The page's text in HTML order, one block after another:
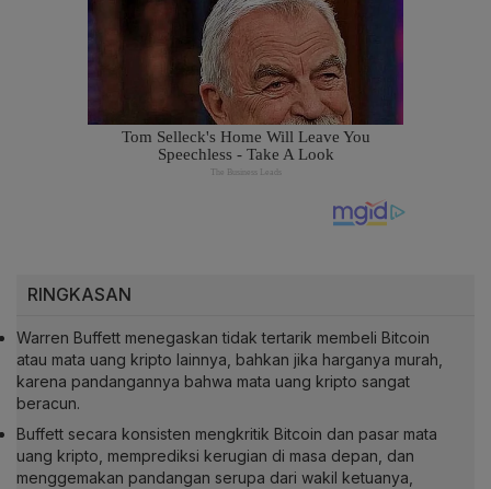
RINGKASAN
Warren Buffett menegaskan tidak tertarik membeli Bitcoin
atau mata uang kripto lainnya, bahkan jika harganya murah,
karena pandangannya bahwa mata uang kripto sangat
beracun.
Buffett secara konsisten mengkritik Bitcoin dan pasar mata
uang kripto, memprediksi kerugian di masa depan, dan
menggemakan pandangan serupa dari wakil ketuanya,